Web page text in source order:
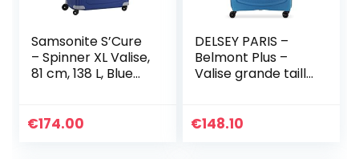
Samsonite S’Cure
– Spinner XL Valise,
81 cm, 138 L, Blue
€174.00
DELSEY PARIS –
Belmont Plus –
Valise grande taille
litres – L – Bleu zinc
€148.10